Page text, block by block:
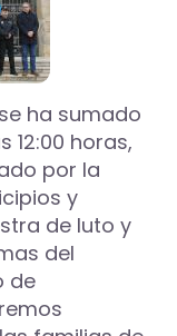
ha sumado
12:00 horas,
por la
y
de luto y
del
de